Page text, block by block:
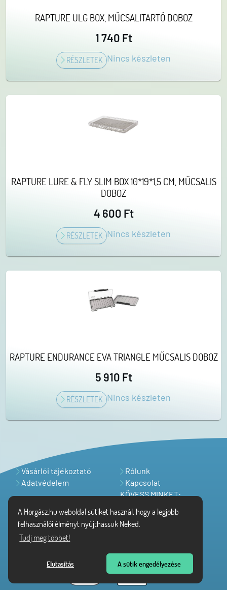
A Horgász.hu weboldal sütiket használ, hogy a legjobb
felhasználói élményt nyújthassuk Neked.
Tudj meg többet!
Elutasítás A sütik engedélyezése
RAPTURE ULG BOX, MŰCSALITARTÓ DOBOZ
1 740 Ft
RÉSZLETEK Nincs készleten
RAPTURE LURE & FLY SLIM BOX 10*19*1,5 CM, MŰCSALIS
DOBOZ
4 600 Ft
RÉSZLETEK Nincs készleten
RAPTURE ENDURANCE EVA TRIANGLE MŰCSALIS DOBOZ
5 910 Ft
RÉSZLETEK Nincs készleten
Vásárlói tájékoztató
Adatvédelem
Rólunk
Kapcsolat
KÖVESS MINKET: